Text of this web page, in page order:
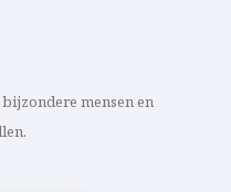
mensen en